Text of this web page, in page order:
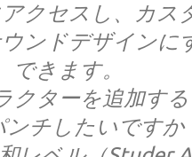
クセスし、カス
ンドデザインに
できます。
クターを追加する
チしたいです